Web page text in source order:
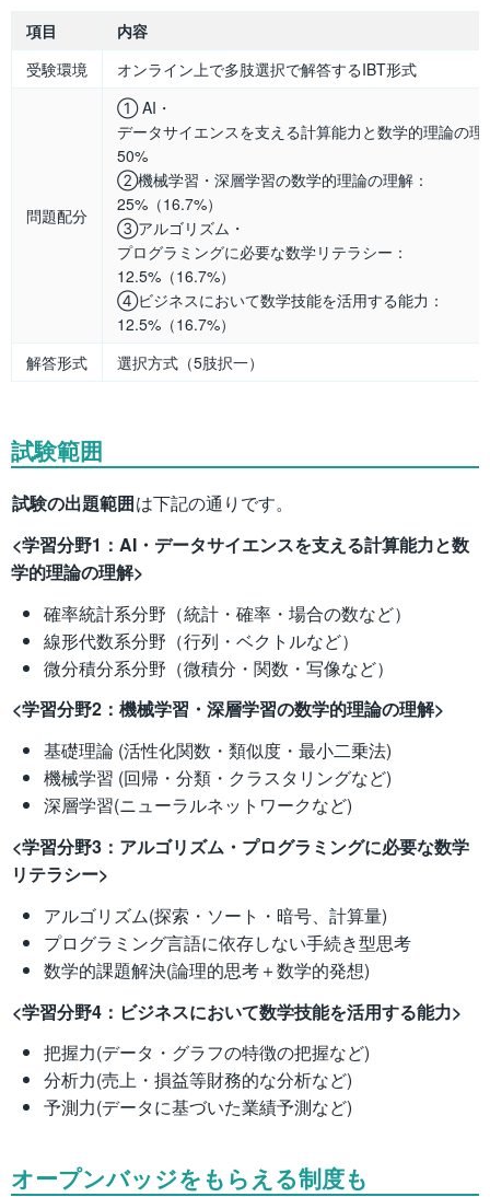
項目
内容
受験環境
オンライン上で多肢選択で解答するIBT形式
問題配分
① AI・
データサイエンスを支える計算能力と数学的理論の理
50%
②機械学習・深層学習の数学的理論の理解：
25%（16.7%）
③アルゴリズム・
プログラミングに必要な数学リテラシー：
12.5%（16.7%）
④ビジネスにおいて数学技能を活用する能力：
12.5%（16.7%）
解答形式
選択方式（5肢択一）
試験範囲
試験の出題範囲は下記の通りです。
<学習分野1：AI・データサイエンスを支える計算能力と数
学的理論の理解>
確率統計系分野（統計・確率・場合の数など）
線形代数系分野（行列・ベクトルなど）
微分積分系分野（微積分・関数・写像など）
<学習分野2：機械学習・深層学習の数学的理論の理解>
基礎理論 (活性化関数・類似度・最小二乗法)
機械学習 (回帰・分類・クラスタリングなど)
深層学習(ニューラルネットワークなど)
<学習分野3：アルゴリズム・プログラミングに必要な数学
リテラシー>
アルゴリズム(探索・ソート・暗号、計算量)
プログラミング言語に依存しない手続き型思考
数学的課題解決(論理的思考＋数学的発想)
<学習分野4：ビジネスにおいて数学技能を活用する能力>
把握力(データ・グラフの特徴の把握など)
分析力(売上・損益等財務的な分析など)
予測力(データに基づいた業績予測など)
オープンバッジをもらえる制度も